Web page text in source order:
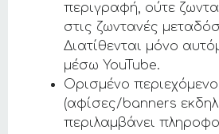
περιγραφή, ούτε
στις ζωντανές
Διατίθενται μόνο
μέσω YouTube.
Ορισμένο περιεχόμενο
(αφίσες/banners
περιλαμβάνει